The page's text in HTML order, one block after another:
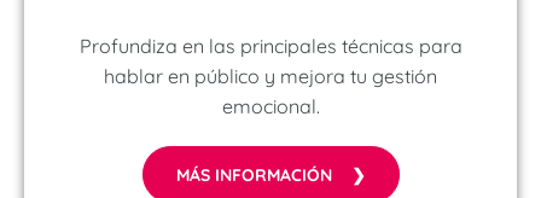
Profundiza en las principales técnicas para
hablar en público y mejora tu gestión
emocional.
MÁS INFORMACIÓN ❯